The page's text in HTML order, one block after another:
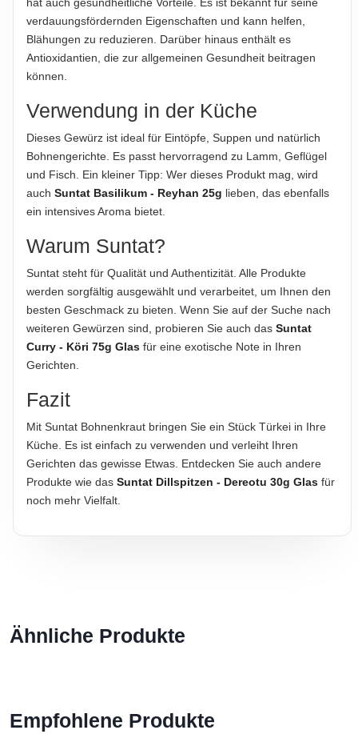
NETTOFÜLLMENGE
35g
Hinweis zur Haftung: Für die vorstehenden Angaben wird keine Haftung
übernommen. Bitte prüfen Sie die Angaben auf der jeweiligen
Produktverpackung; nur diese sind verbindlich.
verdauungsfördernden Eigenschaften und kann helfen,
Blähungen zu reduzieren. Darüber hinaus enthält es
Antioxidantien, die zur allgemeinen Gesundheit beitragen
können.
Verwendung in der Küche
Dieses Gewürz ist ideal für Eintöpfe, Suppen und natürlich
Bohnengerichte. Es passt hervorragend zu Lamm, Geflügel
und Fisch. Ein kleiner Tipp: Wer dieses Produkt mag, wird
auch Suntat Basilikum - Reyhan 25g lieben, das ebenfalls
ein intensives Aroma bietet.
Warum Suntat?
Suntat steht für Qualität und Authentizität. Alle Produkte
werden sorgfältig ausgewählt und verarbeitet, um Ihnen den
besten Geschmack zu bieten. Wenn Sie auf der Suche nach
weiteren Gewürzen sind, probieren Sie auch das Suntat
Curry - Köri 75g Glas für eine exotische Note in Ihren
Gerichten.
Fazit
Mit Suntat Bohnenkraut bringen Sie ein Stück Türkei in Ihre
Küche. Es ist einfach zu verwenden und verleiht Ihren
Gerichten das gewisse Etwas. Entdecken Sie auch andere
Produkte wie das Suntat Dillspitzen - Dereotu 30g Glas für
noch mehr Vielfalt.
Ähnliche Produkte
Empfohlene Produkte